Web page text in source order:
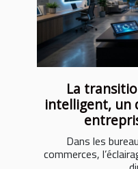
La
intelligent, un
Dans les
commerces,